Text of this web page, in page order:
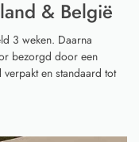
& België
3 weken. Daarna
bezorgd door een
en standaard tot